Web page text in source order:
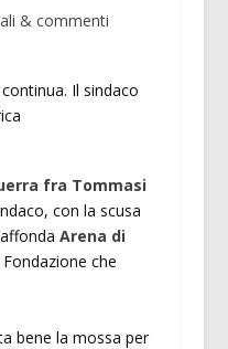
& commenti
fra Tommasi
con la scusa
Arena di
che
bene la mossa per